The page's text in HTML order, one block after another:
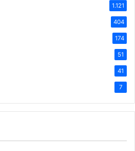
1.121
404
174
51
41
7